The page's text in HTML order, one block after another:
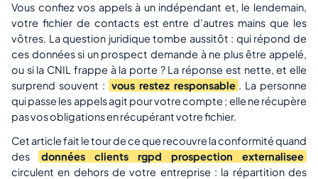
Vous confiez vos appels à un indépendant et, le lendemain,
votre fichier de contacts est entre d’autres mains que les
vôtres. La question juridique tombe aussitôt : qui répond de
ces données si un prospect demande à ne plus être appelé,
ou si la CNIL frappe à la porte ? La réponse est nette, et elle
surprend souvent : vous restez responsable . La personne
qui passe les appels agit pour votre compte ; elle ne récupère
pas vos obligations en récupérant votre fichier.
Cet article fait le tour de ce que recouvre la conformité quand
des
données clients rgpd prospection externalisee
circulent en dehors de votre entreprise : la répartition des